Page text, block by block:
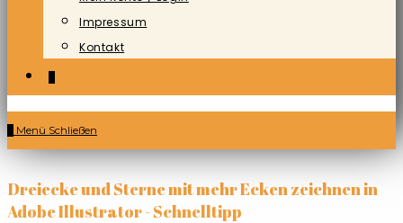
Impressum
Kontakt
Menü Schließen
Dreiecke und Sterne mit mehr Ecken zeichnen in
Adobe Illustrator - Schnelltipp